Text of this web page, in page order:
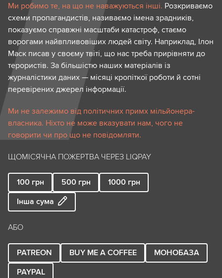
Ми робимо те, на що не наважуються інші. Розкриваємо
схеми пропагандистів, називаємо імена зрадників,
показуємо справжні масштаби катастроф, стаємо
ворогами найвпливовіших людей світу. Наприклад, Ілон
Маск писав у своєму твіті, що нас треба прирівняти до
терористів. За більшістю наших матеріалів із
журналістики даних — місяці кропіткої роботи й сотні
перевірених джерел інформації.
Ми не залежимо від політичних примх мільйонера-
власника. Ніхто не може вказувати нам, чого не
говорити чи про що не повідомляти.
ЩОМІСЯЧНА ПОЖЕРТВА ЧЕРЕЗ LIQPAY
100 грн 500 грн 1000 грн
Інша сума
АБО
PATREON BUY ME A COFFEE
МОНОБАЗА
PAYPAL